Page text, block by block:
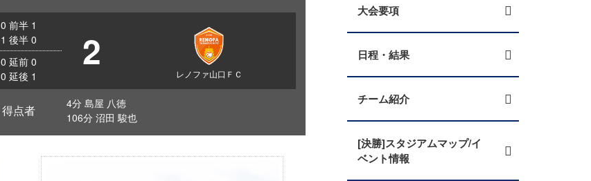
0 前半 1
1 後半 0
0 延前 0
0 延後 1
2 レノファ山口ＦＣ
得点者
4分 島屋 八徳
106分 沼田 駿也
大会要項
日程・結果
チーム紹介
[決勝]スタジアムマップ/イ
ベント情報